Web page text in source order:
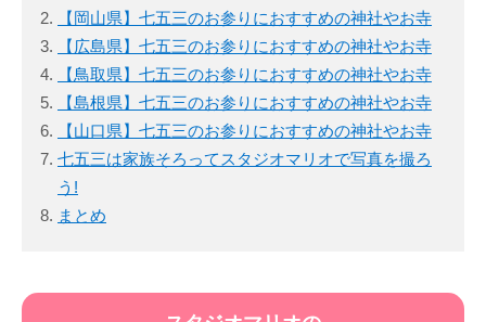
【岡山県】七五三のお参りにおすすめの神社やお寺
【広島県】七五三のお参りにおすすめの神社やお寺
【鳥取県】七五三のお参りにおすすめの神社やお寺
【島根県】七五三のお参りにおすすめの神社やお寺
【山口県】七五三のお参りにおすすめの神社やお寺
七五三は家族そろってスタジオマリオで写真を撮ろ
う!
まとめ